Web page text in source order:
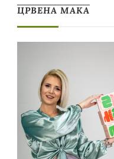
ЦРВЕНА МАКА